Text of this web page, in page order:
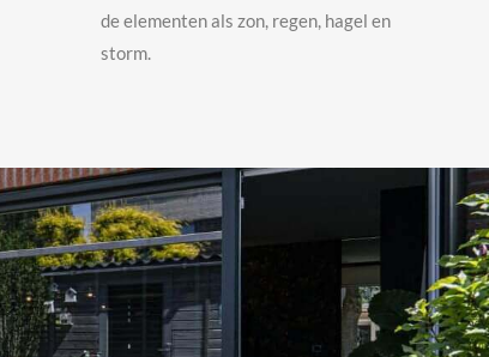
de elementen als zon, regen, hagel en
storm.